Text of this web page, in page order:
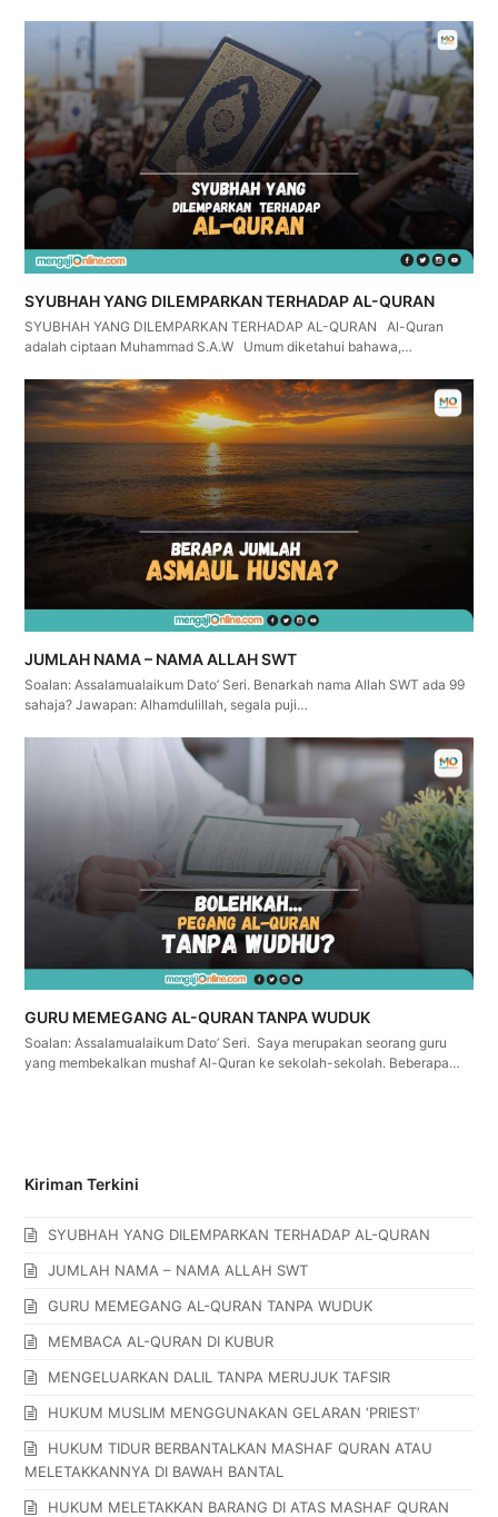
SYUBHAH YANG DILEMPARKAN TERHADAP AL-QURAN
SYUBHAH YANG DILEMPARKAN TERHADAP AL-QURAN Al-Quran
adalah ciptaan Muhammad S.A.W Umum diketahui bahawa,…
JUMLAH NAMA – NAMA ALLAH SWT
Soalan: Assalamualaikum Dato’ Seri. Benarkah nama Allah SWT ada 99
sahaja? Jawapan: Alhamdulillah, segala puji…
GURU MEMEGANG AL-QURAN TANPA WUDUK
Soalan: Assalamualaikum Dato’ Seri. Saya merupakan seorang guru
yang membekalkan mushaf Al-Quran ke sekolah-sekolah. Beberapa…
Kiriman Terkini
SYUBHAH YANG DILEMPARKAN TERHADAP AL-QURAN
JUMLAH NAMA – NAMA ALLAH SWT
GURU MEMEGANG AL-QURAN TANPA WUDUK
MEMBACA AL-QURAN DI KUBUR
MENGELUARKAN DALIL TANPA MERUJUK TAFSIR
HUKUM MUSLIM MENGGUNAKAN GELARAN ‘PRIEST’
HUKUM TIDUR BERBANTALKAN MASHAF QURAN ATAU
MELETAKKANNYA DI BAWAH BANTAL
HUKUM MELETAKKAN BARANG DI ATAS MASHAF QURAN